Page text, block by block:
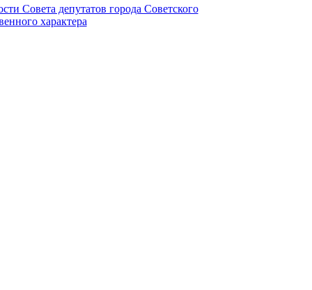
Совета депутатов города Советского
характера